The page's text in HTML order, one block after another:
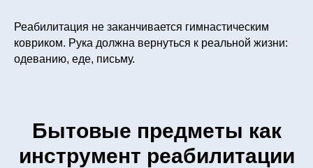
Реабилитация не заканчивается гимнастическим
ковриком. Рука должна вернуться к реальной жизни:
одеванию, еде, письму.
Бытовые предметы как
инструмент реабилитации